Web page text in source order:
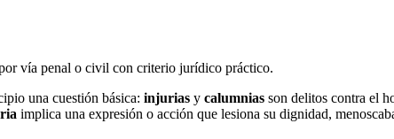
vía penal o civil con criterio jurídico práctico.
una cuestión básica: injurias y calumnias son delitos contra el
implica una expresión o acción que lesiona su dignidad,